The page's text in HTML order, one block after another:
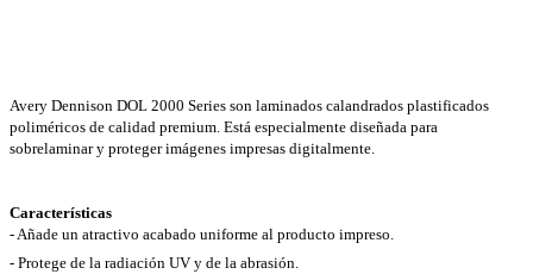
Avery Dennison DOL 2000 Series son laminados calandrados plastificados
poliméricos de calidad premium. Está especialmente diseñada para
sobrelaminar y proteger imágenes impresas digitalmente.
Características
- Añade un atractivo acabado uniforme al producto impreso.
- Protege de la radiación UV y de la abrasión.